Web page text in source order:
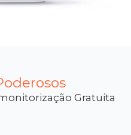
Gratuita